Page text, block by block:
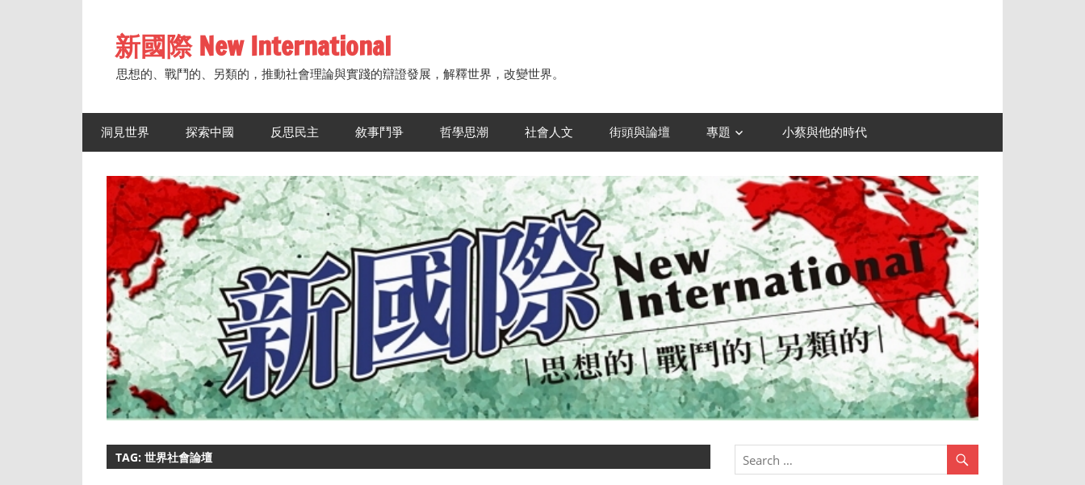
content新國際 New International
思想的、戰鬥的、另類的，推動社會理論與實踐的辯證發展，解釋世界，改變世界。
洞見世界 探索中國 反思民主 敘事鬥爭 哲學思潮 社會人文 街頭與論壇 專題 小蔡與他的時代
TAG: 世界社會論壇